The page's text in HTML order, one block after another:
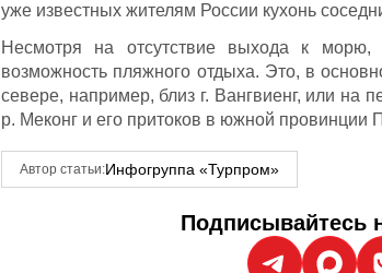
уже известных жителям России кухонь
Несмотря на отсутствие выхода к морю,
возможность пляжного отдыха. Это, в
севере, например, близ г. Вангвиенг, или на
р. Меконг и его притоков в южной провинции
Автор статьи:Инфогруппа «Турпром»
Подписывайтесь